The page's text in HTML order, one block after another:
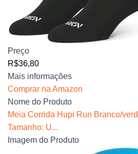
Preço
R$36,80
Mais informações
Comprar na Amazon
Nome do Produto
Meia Corrida Hupi Run Branco/
Tamanho: U...
Imagem do Produto